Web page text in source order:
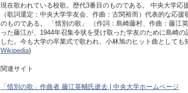
現在歌われている校歌。歴代3番目のものである。 中央大学応
（歌詞選定：中央大学学友会、作曲：古関裕而）代表的な応援
のものである。 「惜別の歌」 （作詞：島崎藤村、作曲：藤江
った藤江が、1944年召集令状を受け取った学友のために島崎
した。今も大学の卒業式で歌われ、小林旭のヒット曲としても
Wikipedia)
関連サイト
「惜別の歌」作曲者 藤江英輔氏逝去 | 中央大学ホームページ